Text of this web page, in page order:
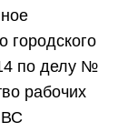
городского
по делу №
рабочих
ВС